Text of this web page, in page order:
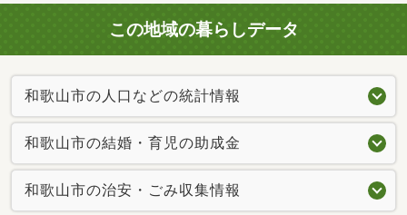
この地域の暮らしデータ
和歌山市の人口などの統計情報
和歌山市の結婚・育児の助成金
和歌山市の治安・ごみ収集情報